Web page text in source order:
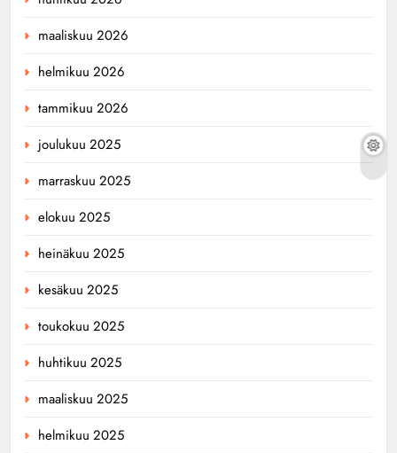
maaliskuu 2026
helmikuu 2026
tammikuu 2026
joulukuu 2025
marraskuu 2025
elokuu 2025
heinäkuu 2025
kesäkuu 2025
toukokuu 2025
huhtikuu 2025
maaliskuu 2025
helmikuu 2025